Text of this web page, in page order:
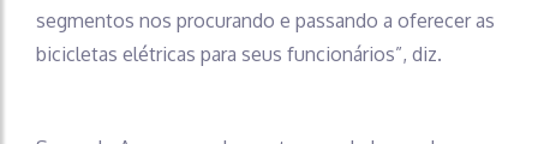
segmentos nos procurando e passando a oferecer as
bicicletas elétricas para seus funcionários”, diz.